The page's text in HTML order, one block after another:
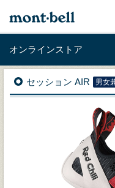
オンラインストア
セッション AIR 男女